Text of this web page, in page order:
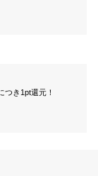
き1pt還元！